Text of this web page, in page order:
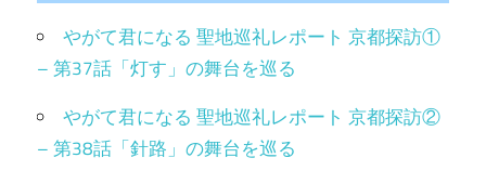
やがて君になる 聖地巡礼レポート 京都探訪①
– 第37話「灯す」の舞台を巡る
やがて君になる 聖地巡礼レポート 京都探訪②
– 第38話「針路」の舞台を巡る